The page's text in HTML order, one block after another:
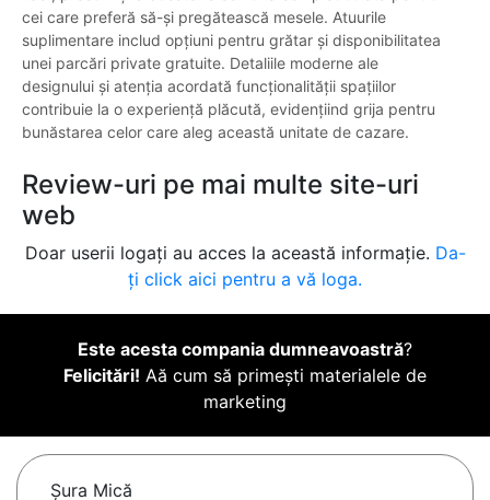
cei care preferă să-și pregătească mesele. Atuurile
suplimentare includ opțiuni pentru grătar și disponibilitatea
unei parcări private gratuite. Detaliile moderne ale
designului și atenția acordată funcționalității spațiilor
contribuie la o experiență plăcută, evidențiind grija pentru
bunăstarea celor care aleg această unitate de cazare.
Review-uri pe mai multe site-uri
web
Doar userii logați au acces la această informație. Da-
ți click aici pentru a vă loga.
Este acesta compania dumneavoastră?
Felicitări! Aă cum să primești materialele de
marketing
Şura Mică